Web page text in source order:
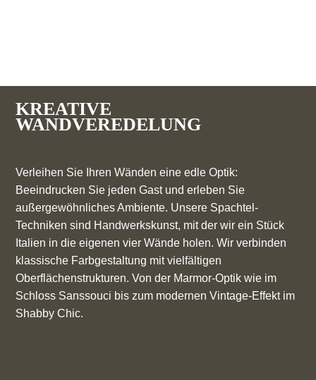
KREATIVE
WANDVEREDELUNG
Verleihen Sie Ihren Wänden eine edle Optik:
Beeindrucken Sie jeden Gast und erleben Sie
außergewöhnliches Ambiente. Unsere Spachtel-
Techniken sind Handwerkskunst, mit der wir ein Stück
Italien in die eigenen vier Wände holen. Wir verbinden
klassische Farbgestaltung mit vielfältigen
Oberflächenstrukturen. Von der Marmor-Optik wie im
Schloss Sanssouci bis zum modernen Vintage-Effekt im
Shabby Chic.